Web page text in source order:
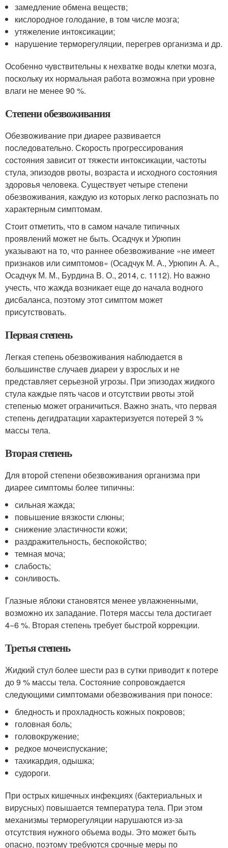
замедление обмена веществ;
кислородное голодание, в том числе мозга;
утяжеление интоксикации;
нарушение терморегуляции, перегрев организма и др.
Особенно чувствительны к нехватке воды клетки мозга,
поскольку их нормальная работа возможна при уровне
влаги не менее 90 %.
Степени обезвоживания
Обезвоживание при диарее развивается
последовательно. Скорость прогрессирования
состояния зависит от тяжести интоксикации, частоты
стула, эпизодов рвоты, возраста и исходного состояния
здоровья человека. Существует четыре степени
обезвоживания, каждую из которых легко распознать по
характерным симптомам.
Стоит отметить, что в самом начале типичных
проявлений может не быть. Осадчук и Урюпин
указывают на то, что раннее обезвоживание «не имеет
признаков или симптомов» (Осадчук М. А., Урюпин А. А.,
Осадчук М. М., Бурдина В. О., 2014, с. 1112). Но важно
учесть, что жажда возникает еще до начала водного
дисбаланса, поэтому этот симптом может
присутствовать.
Первая степень
Легкая степень обезвоживания наблюдается в
большинстве случаев диареи у взрослых и не
представляет серьезной угрозы. При эпизодах жидкого
стула каждые пять часов и отсутствии рвоты этой
степенью может ограничиться. Важно знать, что первая
степень дегидратации характеризуется потерей 3 %
массы тела.
Вторая степень
Для второй степени обезвоживания организма при
диарее симптомы более типичны:
сильная жажда;
повышение вязкости слюны;
снижение эластичности кожи;
раздражительность, беспокойство;
темная моча;
слабость;
сонливость.
Глазные яблоки становятся менее увлажненными,
возможно их западание. Потеря массы тела достигает
4−6 %. Вторая степень требует быстрой коррекции.
Третья степень
Жидкий стул более шести раз в сутки приводит к потере
до 9 % массы тела. Состояние сопровождается
следующими симптомами обезвоживания при поносе:
бледность и прохладность кожных покровов;
головная боль;
головокружение;
редкое мочеиспускание;
тахикардия, одышка;
судороги.
При острых кишечных инфекциях (бактериальных и
вирусных) повышается температура тела. При этом
механизмы терморегуляции нарушаются из-за
отсутствия нужного объема воды. Это может быть
опасно, поэтому требуются срочные меры по